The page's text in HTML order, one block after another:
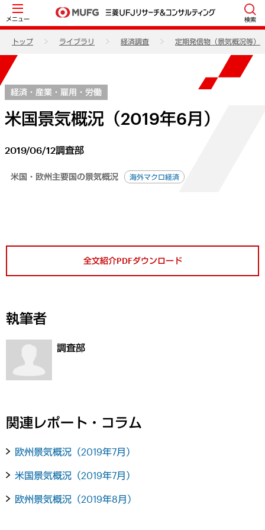
メニュー 検索
トップ ライブラリ 経済調査 定期発信物（景気概況等）
経済・産業・雇用・労働
米国景気概況（2019年6月）
2019/06/12調査部
米国・欧州主要国の景気概況 海外マクロ経済
全文紹介PDFダウンロード
執筆者
調査部
関連レポート・コラム
欧州景気概況（2019年7月）
米国景気概況（2019年7月）
欧州景気概況（2019年8月）